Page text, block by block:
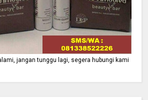
jangan tunggu lagi, segera hubungi kami